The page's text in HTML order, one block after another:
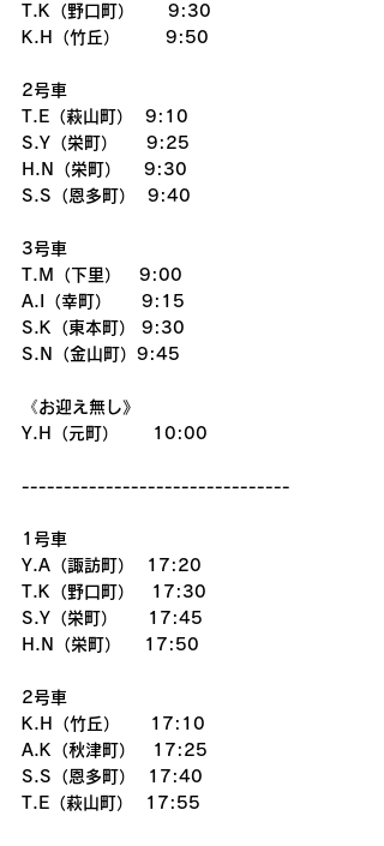
T.K（野口町）　　9:30
K.H（竹丘）　　  9:50
2号車
T.E（萩山町）  9:10
S.Y（栄町）　  9:25
H.N（栄町）　 9:30
S.S（恩多町）  9:40
3号車
T.M（下里）   9:00
A.I（幸町）     9:15
S.K（東本町） 9:30
S.N（金山町）9:45
《お迎え無し》
Y.H（元町）　　10:00
--------------------------------
1号車
Y.A（諏訪町）  17:20
T.K（野口町）　17:30
S.Y（栄町）     17:45
H.N（栄町）　 17:50
2号車
K.H（竹丘）     17:10
A.K（秋津町）　17:25
S.S（恩多町）  17:40
T.E（萩山町）  17:55